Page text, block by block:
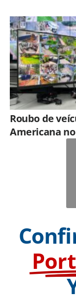
Piracicaba
Roubo de
Americana